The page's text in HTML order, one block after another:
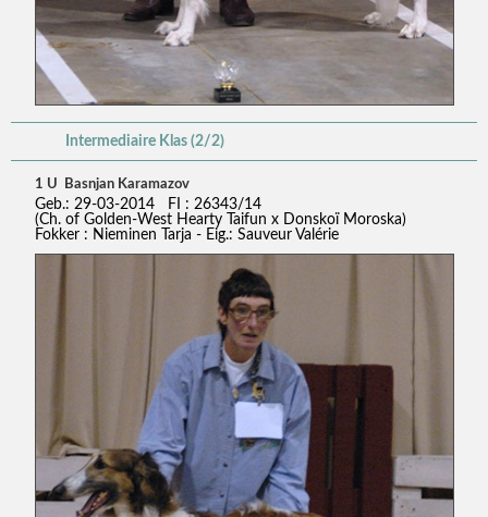
Intermediaire Klas (2/2)
1 U Basnjan Karamazov
Geb.: 29-03-2014 FI : 26343/14
(Ch. of Golden-West Hearty Taifun x Donskoï Moroska)
Fokker : Nieminen Tarja - Eig.: Sauveur Valérie